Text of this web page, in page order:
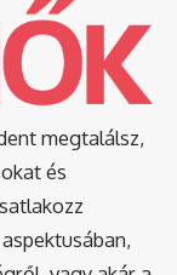
megtalálsz,
és